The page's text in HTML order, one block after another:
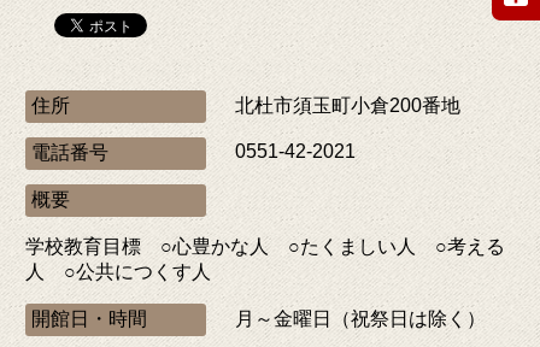
住所 北杜市須玉町小倉200番地
電話番号 0551-42-2021
概要
学校教育目標 ○心豊かな人 ○たくましい人 ○考える
人 ○公共につくす人
開館日・時間 月～金曜日（祝祭日は除く）